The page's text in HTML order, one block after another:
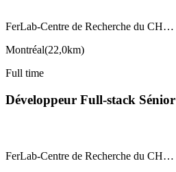
FerLab-Centre de Recherche du CH…
Montréal(22,0km)
Full time
Développeur Full-stack Sénior
FerLab-Centre de Recherche du CH…